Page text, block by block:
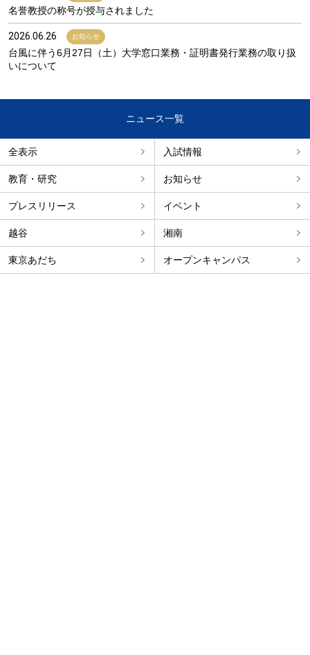
名誉教授の称号が授与されました
2026.06.26 お知らせ
台風に伴う6月27日（土）大学窓口業務・証明書発行業務の取り扱
いについて
ニュース一覧
全表示 入試情報
教育・研究 お知らせ
プレスリリース イベント
越谷 湘南
東京あだち オープンキャンパス